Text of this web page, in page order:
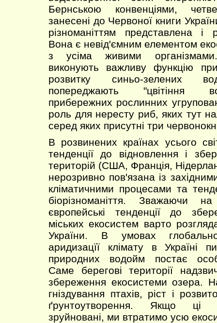
Бернською конвенціями,
занесені до Червоної книги
різноманіттям представлена і
Вона є невід'ємним елементом
з усіма живими
виконують важливу функцію
розвитку синьо-зелених
попереджають "цвітіння
прибережних рослинних
роль для нересту риб, яких тут
серед яких присутні три
В розвинених країнах усього
тенденції до відновлення і
територій (США, Франція,
нерозривно пов'язана із
кліматичними процесами та
біорізноманіття. Зважаючи
європейські тенденції до
міських екосистем варто
України. В умовах
аридизацїї клімату в Україні
природних водойм постає
Саме берегові території
збереження екосистеми озера.
гніздування птахів, ріст і
ґрунтоутворення. Якщо ці
зруйновані, ми втратимо усю